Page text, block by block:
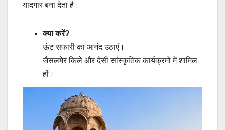
यादगार बना देता है।
क्या करें?
ऊंट सफारी का आनंद उठाएं।
जैसलमेर किले और देसी सांस्कृतिक कार्यक्रमों में शामिल
हों।